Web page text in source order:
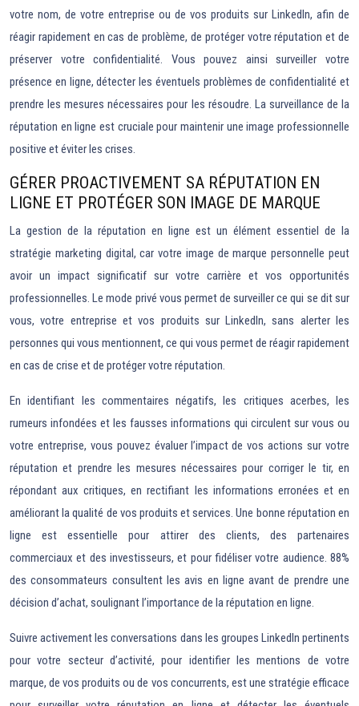
votre nom, de votre entreprise ou de vos produits sur LinkedIn, afin de
réagir rapidement en cas de problème, de protéger votre réputation et de
préserver votre confidentialité. Vous pouvez ainsi surveiller votre
présence en ligne, détecter les éventuels problèmes de confidentialité et
prendre les mesures nécessaires pour les résoudre. La surveillance de la
réputation en ligne est cruciale pour maintenir une image professionnelle
positive et éviter les crises.
GÉRER PROACTIVEMENT SA RÉPUTATION EN
LIGNE ET PROTÉGER SON IMAGE DE MARQUE
La gestion de la réputation en ligne est un élément essentiel de la
stratégie marketing digital, car votre image de marque personnelle peut
avoir un impact significatif sur votre carrière et vos opportunités
professionnelles. Le mode privé vous permet de surveiller ce qui se dit sur
vous, votre entreprise et vos produits sur LinkedIn, sans alerter les
personnes qui vous mentionnent, ce qui vous permet de réagir rapidement
en cas de crise et de protéger votre réputation.
En identifiant les commentaires négatifs, les critiques acerbes, les
rumeurs infondées et les fausses informations qui circulent sur vous ou
votre entreprise, vous pouvez évaluer l’impact de vos actions sur votre
réputation et prendre les mesures nécessaires pour corriger le tir, en
répondant aux critiques, en rectifiant les informations erronées et en
améliorant la qualité de vos produits et services. Une bonne réputation en
ligne est essentielle pour attirer des clients, des partenaires
commerciaux et des investisseurs, et pour fidéliser votre audience. 88%
des consommateurs consultent les avis en ligne avant de prendre une
décision d’achat, soulignant l’importance de la réputation en ligne.
Suivre activement les conversations dans les groupes LinkedIn pertinents
pour votre secteur d’activité, pour identifier les mentions de votre
marque, de vos produits ou de vos concurrents, est une stratégie efficace